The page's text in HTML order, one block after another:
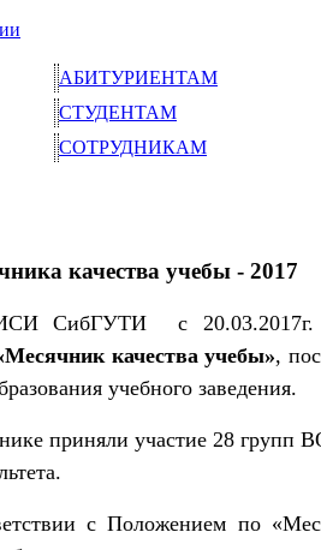
АБИТУРИЕНТАМ
СТУДЕНТАМ
СОТРУДНИКАМ
качества учебы - 2017
СибГУТИ
с
качества учебы»,
учебного заведения.
приняли участие 28 групп
с Положением по